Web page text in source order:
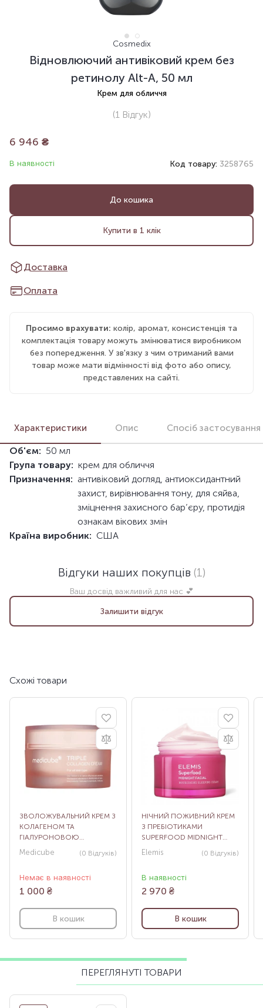
Cosmedix
Відновлюючий антивіковий крем без
ретинолу Alt-A, 50 мл
Крем для обличчя
(1Відгук)
6 946 ₴
В наявності Код товару: 3258765
До кошика
Купити в 1 клік
Доставка
Оплата
Просимо врахувати: колір, аромат, консистенція та
комплектація товару можуть змінюватися виробником
без попередження. У зв'язку з чим отриманий вами
товар може мати відмінності від фото або опису,
представлених на сайті.
Характеристики Опис Спосіб застосування
Об'єм: 50 мл
Група товару: крем для обличчя
Призначення: антивіковий догляд, антиоксидантний
захист, вирівнювання тону, для сяйва,
зміцнення захисного бар’єру, протидія
ознакам вікових змін
Країна виробник: США
Відгуки наших покупців (1)
Ваш досвід важливий для нас 💕
Залишити відгук
Схожі товари
ЗВОЛОЖУВАЛЬНИЙ КРЕМ З
КОЛАГЕНОМ ТА
ГІАЛУРОНОВОЮ
КИСЛОТОЮ MEDICUBE
TRIPLE COLLAGEN CREAM
Medicube (0 Відгуків)
Немає в наявності
1 000 ₴
В кошик
НІЧНИЙ ПОЖИВНИЙ КРЕМ
З ПРЕБІОТИКАМИ
SUPERFOOD MIDNIGHT
FACIAL, 50 МЛ
Elemis (0 Відгуків)
В наявності
2 970 ₴
В кошик
ПЕРЕГЛЯНУТІ ТОВАРИ